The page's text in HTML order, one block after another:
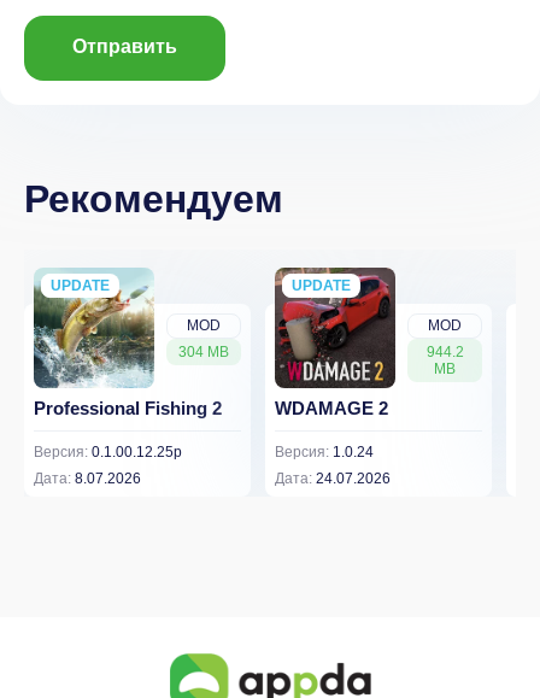
Отправить
Рекомендуем
MOD
304 MB
UPDATE
NEW
Professional Fishing 2
Версия: 0.1.00.12.25p
Дата: 8.07.2026
MOD
944.2
MB
UPDATE
NEW
WDAMAGE 2
Версия: 1.0.24
Дата: 24.07.2026